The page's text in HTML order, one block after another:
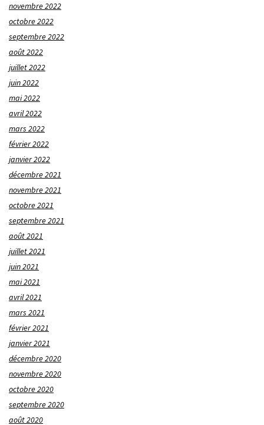
novembre 2022
octobre 2022
septembre 2022
août 2022
juillet 2022
juin 2022
mai 2022
avril 2022
mars 2022
février 2022
janvier 2022
décembre 2021
novembre 2021
octobre 2021
septembre 2021
août 2021
juillet 2021
juin 2021
mai 2021
avril 2021
mars 2021
février 2021
janvier 2021
décembre 2020
novembre 2020
octobre 2020
septembre 2020
août 2020